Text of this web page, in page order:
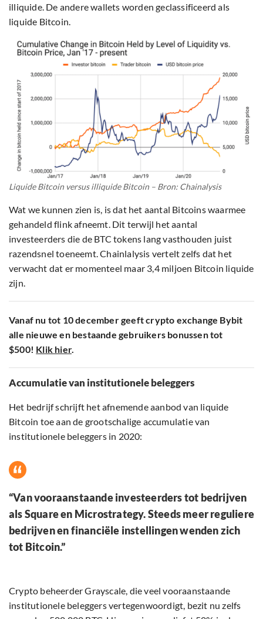
illiquide. De andere wallets worden geclassificeerd als
liquide Bitcoin.
Liquide Bitcoin versus illiquide Bitcoin – Bron: Chainalysis
Wat we kunnen zien is, is dat het aantal Bitcoins waarmee
gehandeld flink afneemt. Dit terwijl het aantal
investeerders die de BTC tokens lang vasthouden juist
razendsnel toeneemt. Chainlalysis vertelt zelfs dat het
verwacht dat er momenteel maar 3,4 miljoen Bitcoin liquide
zijn.
Vanaf nu tot 10 december geeft crypto exchange Bybit
alle nieuwe en bestaande gebruikers bonussen tot
$500! Klik hier.
Accumulatie van institutionele beleggers
Het bedrijf schrijft het afnemende aanbod van liquide
Bitcoin toe aan de grootschalige accumulatie van
institutionele beleggers in 2020:
“Van vooraanstaande investeerders tot bedrijven
als Square en Microstrategy. Steeds meer reguliere
bedrijven en financiële instellingen wenden zich
tot Bitcoin.”
Crypto beheerder Grayscale, die veel vooraanstaande
institutionele beleggers vertegenwoordigt, bezit nu zelfs